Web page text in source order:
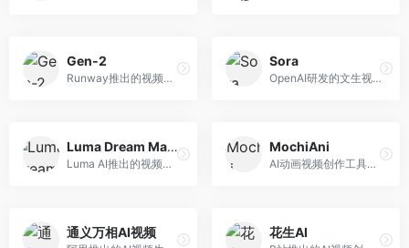
Gen-2
Runway推出的视频生成模型，专注于文生视频和视频风格转换。面向影视制作人和创意工作者，支持文本到视频、图像到视频等多种生成模式，视频质量专业级。
Sora
OpenAI研发的文生视频大模型，可根据文字描述生成长达60秒的高清视频。面向影视创作者、广告从业者和内容生产者，视频连贯性强，物理世界理解准确，代表了AI视频生成的最高水平。
Luma Dream Machine
Luma AI推出的视频生成工具，专注于高质量视频创作。面向影视创作者和内容生产者，支持文生视频、图生视频，视频质量高，物理运动流畅自然。
MochiAni
AI动画视频创作工具，专注于动画内容生成。面向动画创作者和二次元内容生产者，支持动画风格视频生成，动画效果流畅，适合动漫内容创作。
通义万相AI视频 花生AI